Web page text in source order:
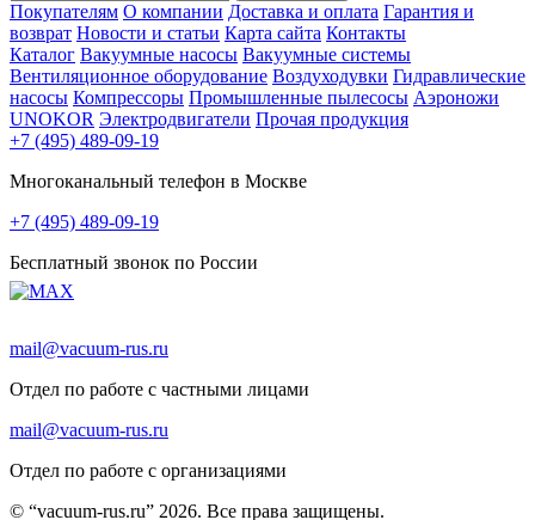
Покупателям О компании Доставка и оплата Гарантия и
возврат Новости и статьи Карта сайта Контакты
Каталог Вакуумные насосы Вакуумные системы
Вентиляционное оборудование Воздуходувки Гидравлические
насосы Компрессоры Промышленные пылесосы Аэроножи
UNOKOR Электродвигатели Прочая продукция
+7 (495) 489-09-19
Многоканальный телефон в Москве
+7 (495) 489-09-19
Бесплатный звонок по России
mail@vacuum-rus.ru
Отдел по работе с частными лицами
mail@vacuum-rus.ru
Отдел по работе с организациями
© “vacuum-rus.ru” 2026. Все права защищены.